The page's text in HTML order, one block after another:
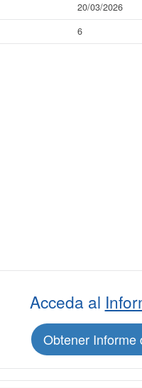
20/03/2026
6
Acceda al
Obtener Informe